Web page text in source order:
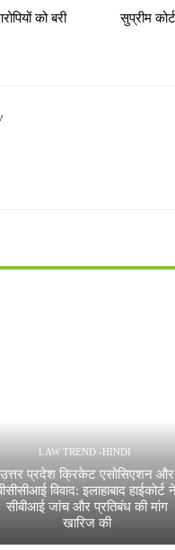
को बरी
सुप्रीम
LAW TREND -HINDI
उत्तर प्रदेश क्रिकेट एसोसिएशन और
विवाद: इलाहाबाद हाईकोर्ट
सीबीआई जांच और प्रतिबंध की मांग
खारिज की